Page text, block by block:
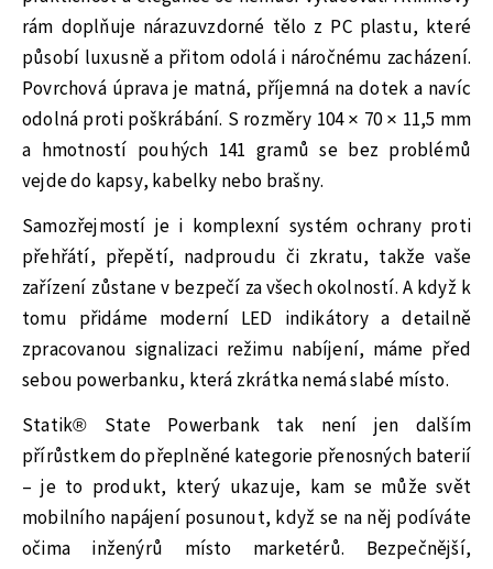
rám doplňuje nárazuvzdorné tělo z PC plastu, které
působí luxusně a přitom odolá i náročnému zacházení.
Povrchová úprava je matná, příjemná na dotek a navíc
odolná proti poškrábání. S rozměry 104 × 70 × 11,5 mm
a hmotností pouhých 141 gramů se bez problémů
vejde do kapsy, kabelky nebo brašny.
Samozřejmostí je i komplexní systém ochrany proti
přehřátí, přepětí, nadproudu či zkratu, takže vaše
zařízení zůstane v bezpečí za všech okolností. A když k
tomu přidáme moderní LED indikátory a detailně
zpracovanou signalizaci režimu nabíjení, máme před
sebou powerbanku, která zkrátka nemá slabé místo.
Statik® State Powerbank tak není jen dalším
přírůstkem do přeplněné kategorie přenosných baterií
– je to produkt, který ukazuje, kam se může svět
mobilního napájení posunout, když se na něj podíváte
očima inženýrů místo marketérů. Bezpečnější,